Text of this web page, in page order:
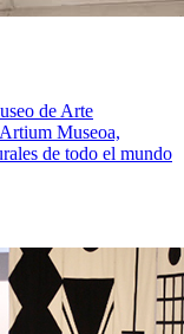
de Arte
Museoa,
de todo el mundo